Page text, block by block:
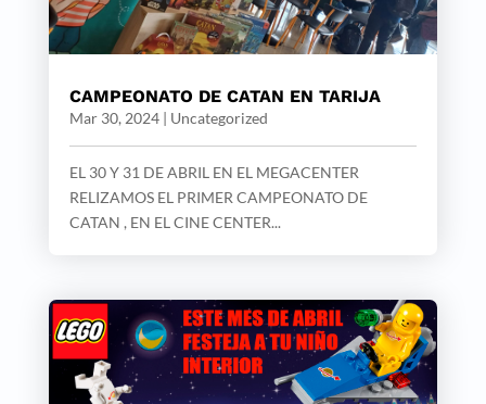
CAMPEONATO DE CATAN EN TARIJA
Mar 30, 2024| Uncategorized
EL 30 Y 31 DE ABRIL EN EL MEGACENTER
RELIZAMOS EL PRIMER CAMPEONATO DE
CATAN , EN EL CINE CENTER...